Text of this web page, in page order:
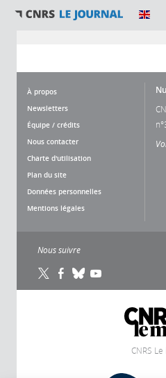
À propos
Newsletters
Équipe / crédits
Nous contacter
Charte d'utilisation
Plan du site
Données personnelles
Mentions légales
Nous suivre
CNRS Le